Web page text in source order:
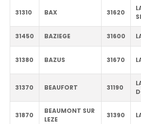
31310 BAX 31620
31450 BAZIEGE 31600
31380 BAZUS 31670
31370 BEAUFORT 31190
31870
BEAUMONT SUR
LEZE
31390